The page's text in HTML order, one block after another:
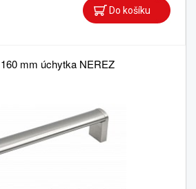
mm úchytka NEREZ